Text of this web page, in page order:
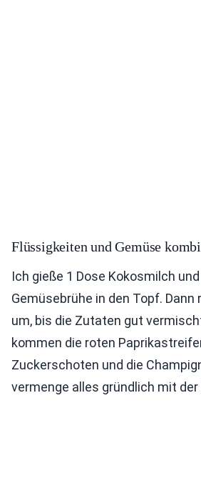
Flüssigkeiten und Gemüse
Ich gieße 1 Dose Kokosmilch
Gemüsebrühe in den Topf. Dann
um, bis die Zutaten gut
kommen die roten
Zuckerschoten und die
vermenge alles gründlich mit der